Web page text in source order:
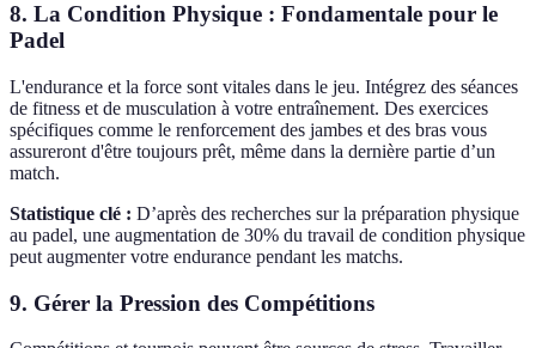
8. La Condition Physique : Fondamentale pour le
Padel
L'endurance et la force sont vitales dans le jeu. Intégrez des séances
de fitness et de musculation à votre entraînement. Des exercices
spécifiques comme le renforcement des jambes et des bras vous
assureront d'être toujours prêt, même dans la dernière partie d’un
match.
Statistique clé : D’après des recherches sur la préparation physique
au padel, une augmentation de 30% du travail de condition physique
peut augmenter votre endurance pendant les matchs.
9. Gérer la Pression des Compétitions